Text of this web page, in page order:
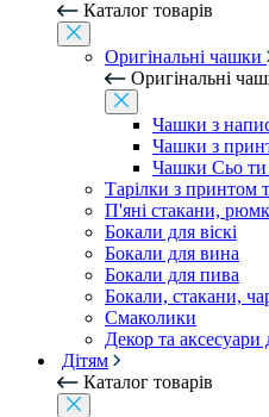
Каталог товарів
Оригінальні чашки
Оригінальні
Чашки з
Чашки з
Чашки Сьо ти
Тарілки з принтом
П'яні стакани,
Бокали для віскі
Бокали для вина
Бокали для пива
Бокали, стакани,
Смаколики
Декор та аксесуари
Дітям
Каталог товарів